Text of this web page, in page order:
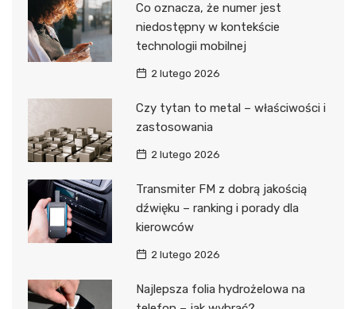
Co oznacza, że numer jest
niedostępny w kontekście
technologii mobilnej
2 lutego 2026
Czy tytan to metal – właściwości i
zastosowania
2 lutego 2026
Transmiter FM z dobrą jakością
dźwięku – ranking i porady dla
kierowców
2 lutego 2026
Najlepsza folia hydrożelowa na